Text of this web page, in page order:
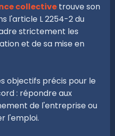
collective trouve son
l'article L 2254-2 du
strictement les
et de sa mise en
objectifs précis pour le
: répondre aux
de l'entreprise ou
l'emploi.